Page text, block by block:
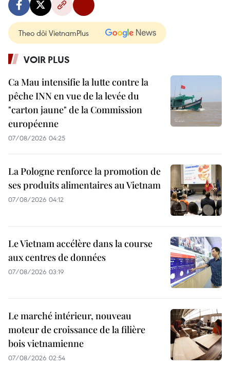
Theo dõi VietnamPlus
VOIR PLUS
Ca Mau intensifie la lutte contre la
pêche INN en vue de la levée du
"carton jaune" de la Commission
européenne
07/08/2026 04:25
La Pologne renforce la promotion de
ses produits alimentaires au Vietnam
07/08/2026 04:12
Le Vietnam accélère dans la course
aux centres de données
07/08/2026 03:19
Le marché intérieur, nouveau
moteur de croissance de la filière
bois vietnamienne
07/08/2026 02:54